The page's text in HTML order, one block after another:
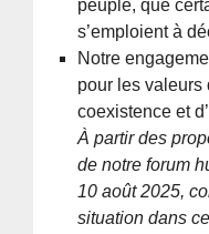
peuple, que
s’emploient à
Notre
pour les valeurs
coexistence et
À partir des
de notre forum
10 août 2025,
situation dans